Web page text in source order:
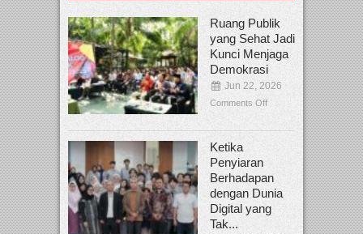
Ruang Publik
yang Sehat Jadi
Kunci Menjaga
Demokrasi
Jun 22, 2026
Comments Off
Ketika
Penyiaran
Berhadapan
dengan Dunia
Digital yang
Tak...